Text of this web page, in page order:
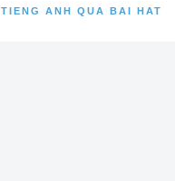
TIENG ANH QUA BAI HAT